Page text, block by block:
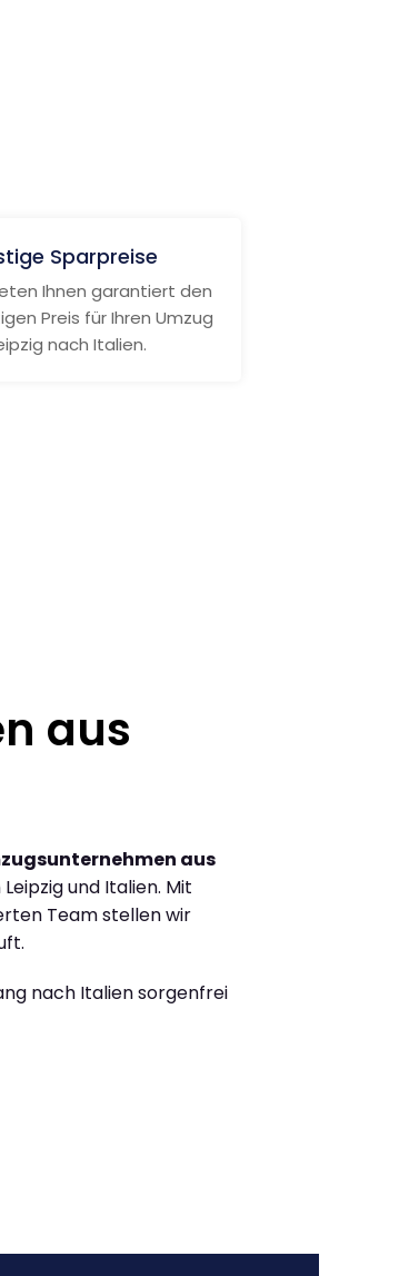
Sparpreise
Ihnen garantiert den
Preis für Ihren Umzug
nach Italien.
aus
aus
und Italien. Mit
Team stellen wir
nach Italien sorgenfrei